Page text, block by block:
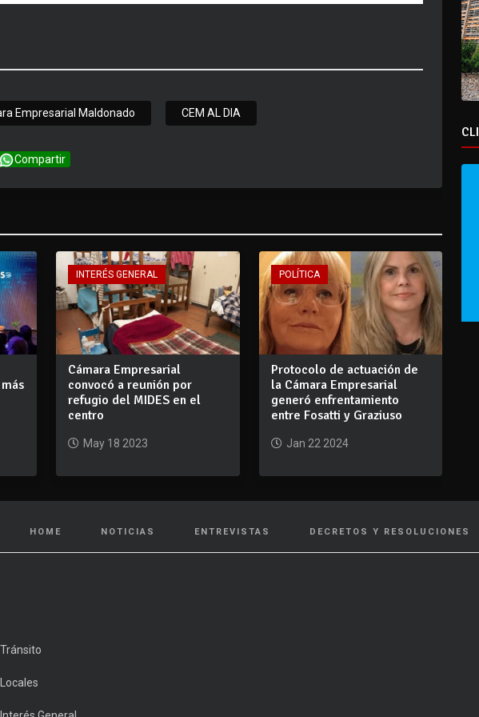
Empresarial Maldonado CEM AL DIA
Compartir
INTERÉS GENERAL
Cámara Empresarial
convocó a reunión por
refugio del MIDES en el
centro
May 18 2023
POLÍTICA
Protocolo de actuación de
la Cámara Empresarial
generó enfrentamiento
entre Fosatti y Graziuso
Jan 22 2024
HOME NOTICIAS ENTREVISTAS DECRETOS Y RESOLUCIONES
Tránsito
Locales